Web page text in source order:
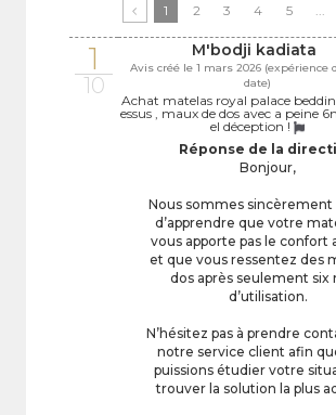
1
2 3 4 5
1
10
M'bodji kadiata
Avis créé le 1 mars 2026 (expérience
date)
Achat matelas royal palace
essus , maux de dos avec a peine
el déception !
Réponse de la
Bonjour,
Nous sommes sincèrement
d’apprendre que votre
vous apporte pas le confort
et que vous ressentez des
dos après seulement six
d’utilisation.
N’hésitez pas à prendre
notre service client afin
puissions étudier votre
trouver la solution la plus